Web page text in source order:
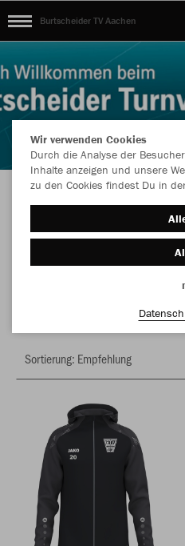
Burtscheider TV Aachen
Herzlich
Wir verwenden Cookies
Durch die Analyse der
Inhalte anzeigen und unsere
zu den Cookies findest Du in